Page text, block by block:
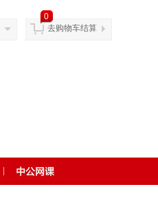
0
去购物车结算